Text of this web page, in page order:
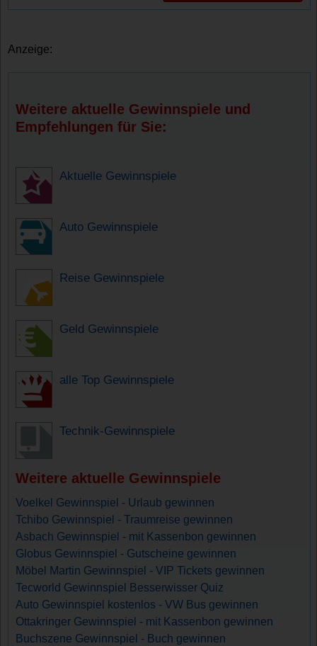
Anzeige:
Weitere aktuelle Gewinnspiele und
Empfehlungen für Sie:
Aktuelle Gewinnspiele
Auto Gewinnspiele
Reise Gewinnspiele
Geld Gewinnspiele
alle Top Gewinnspiele
Technik-Gewinnspiele
Weitere aktuelle Gewinnspiele
Voelkel Gewinnspiel - Urlaub gewinnen
Tchibo Gewinnspiel - Traumreise gewinnen
Asbach Gewinnspiel - mit Kassenbon gewinnen
Globus Gewinnspiel - Gutscheine gewinnen
Möbel Martin Gewinnspiel - VIP Tickets gewinnen
Tecworld Gewinnspiel Besserwisser Quiz
Auto Gewinnspiel kostenlos - VW Bus gewinnen
Ottakringer Gewinnspiel - mit Kassenbon gewinnen
Buchszene Gewinnspiel - Buch gewinnen